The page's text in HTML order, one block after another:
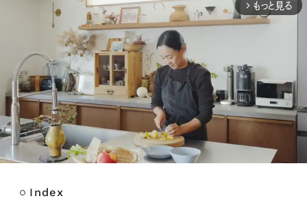
arrow_forward_ios もっと見る
Index